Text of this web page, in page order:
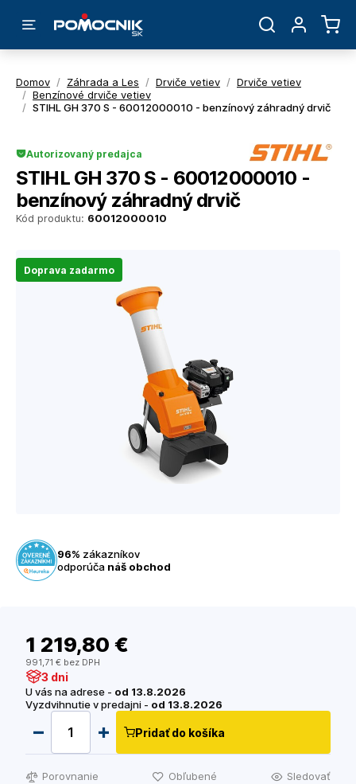
Domov / Záhrada a Les / Drviče vetiev / Drviče vetiev
/ Benzínové drviče vetiev
/ STIHL GH 370 S - 60012000010 - benzínový záhradný drvič
Doprava zadarmo
Kód produktu: 60012000010
Autorizovaný predajca
STIHL GH 370 S - 60012000010 -
benzínový záhradný drvič
96% zákazníkov
odporúča náš obchod
1 219,80 €
991,71 € bez DPH
3 dni
U vás na adrese - od 13.8.2026
Vyzdvihnutie v predajni - od 13.8.2026
Pridať do košíka
Porovnanie Obľubené Sledovať